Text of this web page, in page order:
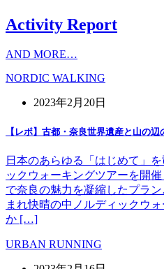
Activity Report
AND MORE…
NORDIC WALKING
2023年2月20日
【レポ】古都・奈良世界遺産と山の
日本のあらゆる「はじめて」
ックウォーキングツアーを開
で奈良の魅力を凝縮したプラ
まれ快晴の中ノルディックウ
か […]
URBAN RUNNING